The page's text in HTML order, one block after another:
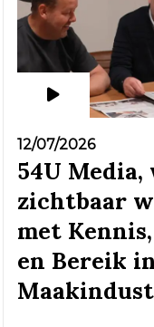
12/07/2026
54U
zichtbaar
met
en Bereik